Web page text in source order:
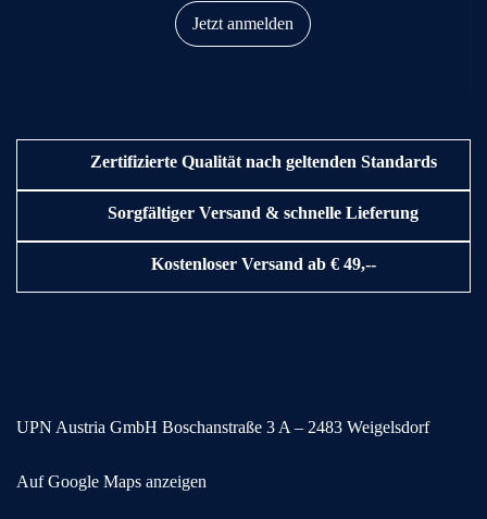
Jetzt anmelden
Zertifizierte Qualität nach geltenden Standards
Sorgfältiger Versand & schnelle Lieferung
Kostenloser Versand ab € 49,--
UPN Austria GmbH Boschanstraße 3 A – 2483 Weigelsdorf
Auf Google Maps anzeigen